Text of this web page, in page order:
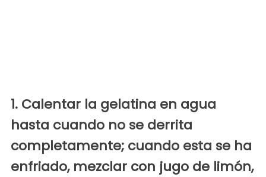
1. Calentar la gelatina en agua
hasta cuando no se derrita
completamente; cuando esta se ha
enfriado, mezclar con jugo de limón,